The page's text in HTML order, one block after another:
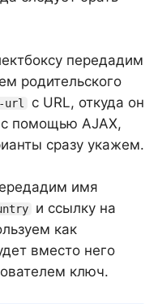
передадим
родительского
url
с URL, откуда он
помощью AJAX,
сразу укажем.
имя
и ссылку на
как
вместо него
ключ.